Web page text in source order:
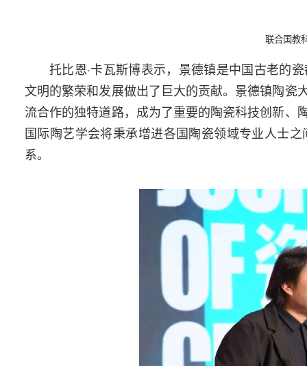
联合国教
托比恩·卡瓦斯博表示，景德镇是中国古老的
文明的繁荣和发展做出了巨大的贡献。景德镇陶
流合作的独特道路，成为了重要的陶瓷科技创新
国际陶艺学会将秉承增进各国陶瓷领域专业人士
系。